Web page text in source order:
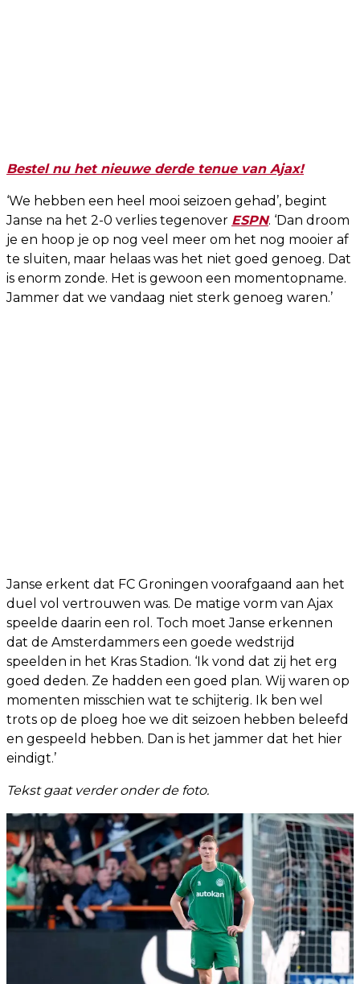
Bestel nu het nieuwe derde tenue van Ajax!
‘We hebben een heel mooi seizoen gehad’, begint
Janse na het 2-0 verlies tegenover ESPN. ‘Dan droom
je en hoop je op nog veel meer om het nog mooier af
te sluiten, maar helaas was het niet goed genoeg. Dat
is enorm zonde. Het is gewoon een momentopname.
Jammer dat we vandaag niet sterk genoeg waren.’
Janse erkent dat FC Groningen voorafgaand aan het
duel vol vertrouwen was. De matige vorm van Ajax
speelde daarin een rol. Toch moet Janse erkennen
dat de Amsterdammers een goede wedstrijd
speelden in het Kras Stadion. ‘Ik vond dat zij het erg
goed deden. Ze hadden een goed plan. Wij waren op
momenten misschien wat te schijterig. Ik ben wel
trots op de ploeg hoe we dit seizoen hebben beleefd
en gespeeld hebben. Dan is het jammer dat het hier
eindigt.’
Tekst gaat verder onder de foto.